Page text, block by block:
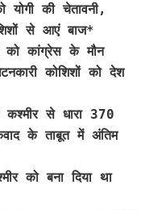
की चेतावनी,
से आएं बाज*
कांग्रेस के मौन
कोशिशों को देश
से धारा 370
के ताबूत में अंतिम
को बना दिया था